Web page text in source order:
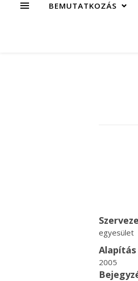
BEMUTATKOZÁS
egyesület
Alapítás
2005